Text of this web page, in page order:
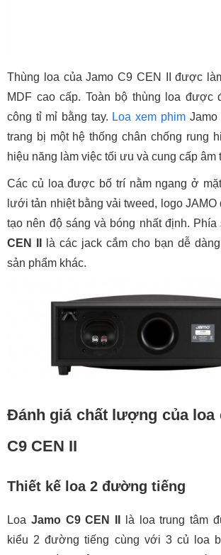
Thùng loa của Jamo C9 CEN II được
MDF cao cấp. Toàn bộ thùng loa được
công tỉ mỉ bằng tay. Loa xem phimJamo
trang bị một hệ thống chân chống rung
hiệu năng làm việc tối ưu và cung cấp âm
Các củ loa được bố trí nằm ngang ở
lưới tản nhiệt bằng vải tweed, logo
tạo nên độ sáng và bóng nhất định. Phía
CEN II
là các jack cắm cho bạn dễ
sản phẩm khác.
Đánh giá chất lượng của loa
C9 CEN II
Thiết kế loa 2 đường tiếng
Loa Jamo C9 CEN II
là loa trung tâm
kiểu 2 đường tiếng cùng với 3 củ loa